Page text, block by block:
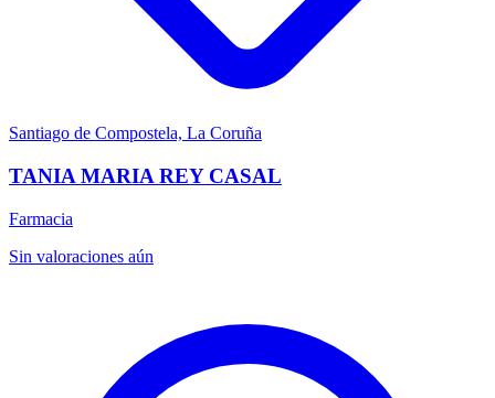
Santiago de Compostela, La Coruña
TANIA MARIA REY CASAL
Farmacia
Sin valoraciones aún